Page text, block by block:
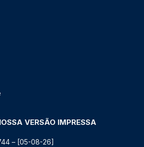
VERSÃO IMPRESSA
– [05-08-26]